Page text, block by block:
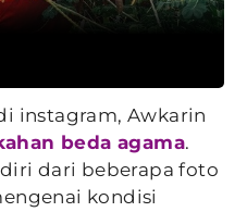
instagram, Awkarin
beda agama.
dari beberapa foto
kondisi